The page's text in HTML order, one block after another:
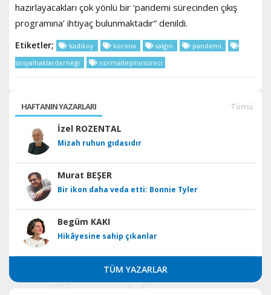
hazırlayacakları çok yönlü bir ‘pandemi sürecinden çıkış
programına’ ihtiyaç bulunmaktadır” denildi.
Etiketler; kadikoy korona salgın
pandemi
sosyalhaklarderneği
normalleşmesüreci
HAFTANIN YAZARLARI Tümü
İzel ROZENTAL
Mizah ruhun gıdasıdır
Murat BEŞER
Bir ikon daha veda etti: Bonnie Tyler
Begüm KAKI
Hikâyesine sahip çıkanlar
TÜM YAZARLAR